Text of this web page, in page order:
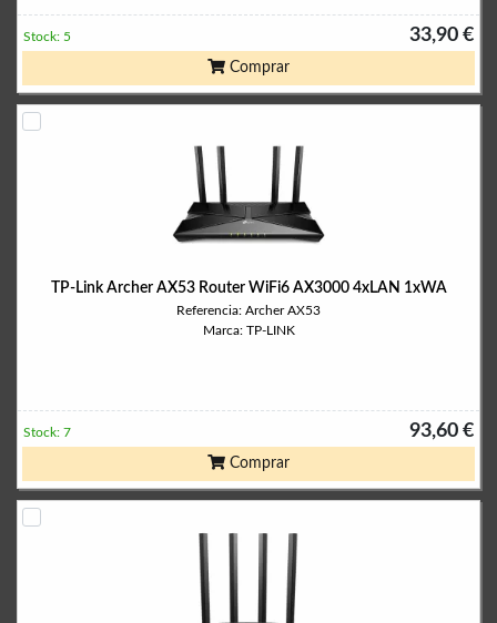
33,90 €
Stock: 5
Comprar
TP-Link Archer AX53 Router WiFi6 AX3000 4xLAN 1xWA
Referencia: Archer AX53
Marca: TP-LINK
93,60 €
Stock: 7
Comprar